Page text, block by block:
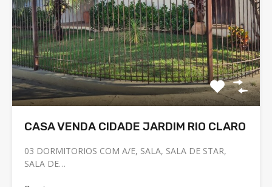
CASA VENDA CIDADE JARDIM RIO CLARO
03 DORMITORIOS COM A/E, SALA, SALA DE STAR,
SALA DE…